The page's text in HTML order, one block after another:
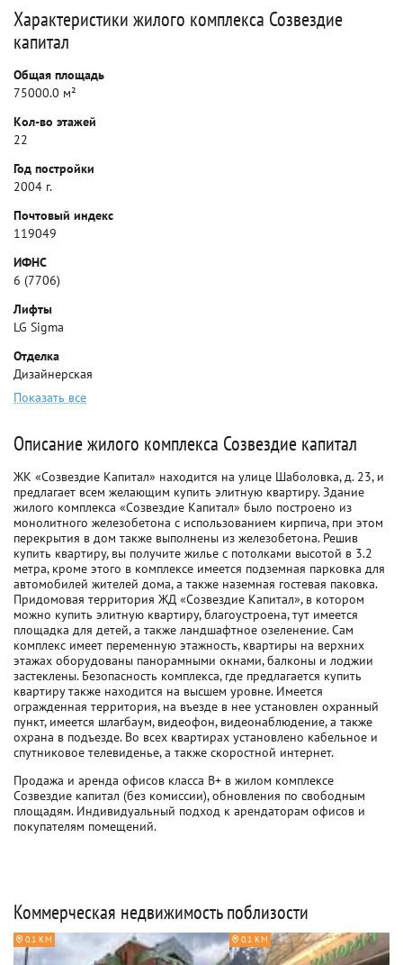
Характеристики жилого комплекса Созвездие
капитал
Общая площадь
75000.0 м²
Кол-во этажей
22
Год постройки
2004 г.
Почтовый индекс
119049
ИФНС
6 (7706)
Лифты
LG Sigma
Отделка
Дизайнерская
Показать все
Описание жилого комплекса Созвездие капитал
ЖК «Созвездие Капитал» находится на улице Шаболовка, д. 23, и
предлагает всем желающим купить элитную квартиру. Здание
жилого комплекса «Созвездие Капитал» было построено из
монолитного железобетона с использованием кирпича, при этом
перекрытия в дом также выполнены из железобетона. Решив
купить квартиру, вы получите жилье с потолками высотой в 3.2
метра, кроме этого в комплексе имеется подземная парковка для
автомобилей жителей дома, а также наземная гостевая паковка.
Придомовая территория ЖД «Созвездие Капитал», в котором
можно купить элитную квартиру, благоустроена, тут имеется
площадка для детей, а также ландшафтное озеленение. Сам
комплекс имеет переменную этажность, квартиры на верхних
этажах оборудованы панорамными окнами, балконы и лоджии
застеклены. Безопасность комплекса, где предлагается купить
квартиру также находится на высшем уровне. Имеется
огражденная территория, на въезде в нее установлен охранный
пункт, имеется шлагбаум, видеофон, видеонаблюдение, а также
охрана в подъезде. Во всех квартирах установлено кабельное и
спутниковое телевиденье, а также скоростной интернет.
Продажа и аренда офисов класса B+ в жилом комплексе
Созвездие капитал (без комиссии), обновления по свободным
площадям. Индивидуальный подход к арендаторам офисов и
покупателям помещений.
Коммерческая недвижимость поблизости
0.1 КМ 0.1 КМ